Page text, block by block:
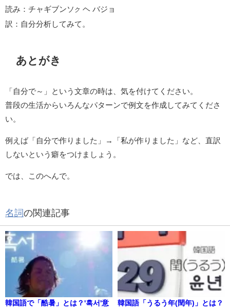
読み：チャギブンソ ク ヘ バジョ
訳：自分分析してみて。
あとがき
「自分で～」という文章の時は、気を付けてください。
普段の生活からいろんなパターンで例文を作成してみてくださ
い。
例えば「自分で作りました」→「私が作りました」など、直訳
しないという癖をつけましょう。
では、このへんで。
名詞の関連記事
韓国語で「酷暑」とは？'혹서'意
韓国語「うるう年(閏年)」とは？